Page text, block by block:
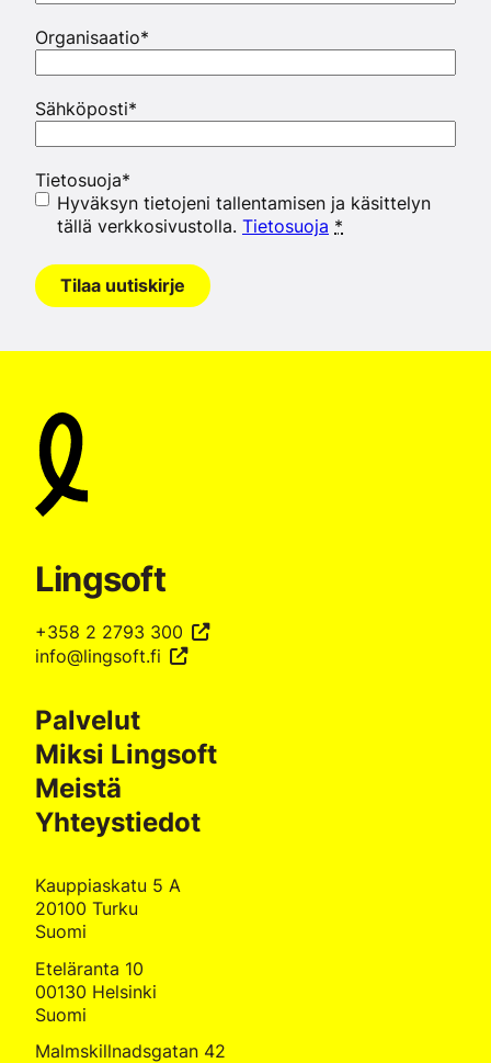
Organisaatio*
Sähköposti*
Tietosuoja*
Hyväksyn tietojeni tallentamisen ja käsittelyn
tällä verkkosivustolla. Tietosuoja *
Tilaa uutiskirje
Lingsoft
+358 2 2793 300
info@lingsoft.fi
Kauppiaskatu 5 A
20100 Turku
Suomi
Eteläranta 10
00130 Helsinki
Suomi
Malmskillnadsgatan 42
Palvelut
Miksi Lingsoft
Meistä
Yhteystiedot